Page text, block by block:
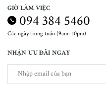
GIỜ LÀM VIỆC
094 384 5460
Các ngày trong tuần (9am- 10pm)
NHẬN ƯU ĐÃI NGAY